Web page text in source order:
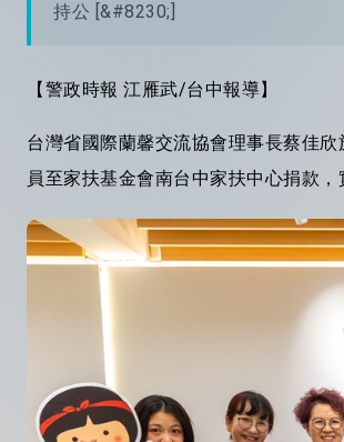
持公 [&#8230;]
【警政時報 江雁武/台中報導】
台灣省國際蘭馨交流協會理事長蔡佳
員至家扶基金會南台中家扶中心捐款